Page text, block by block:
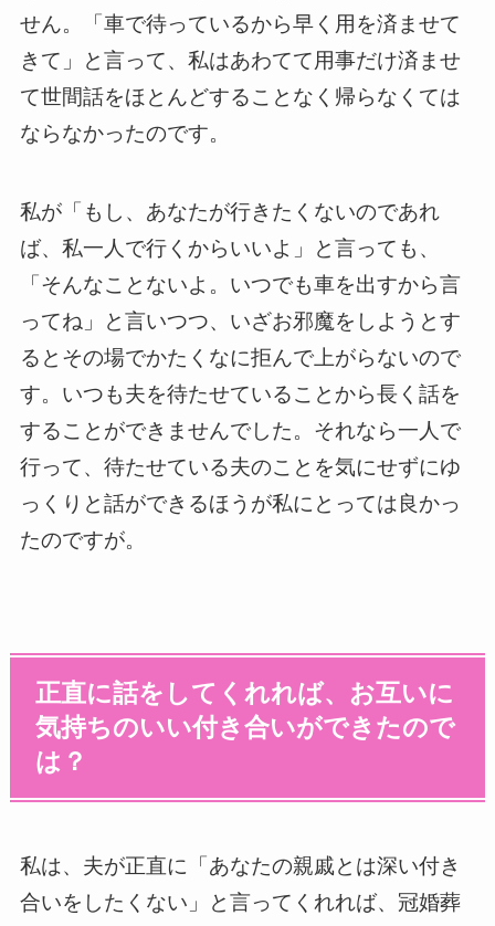
せん。「車で待っているから早く用を済ませて
きて」と言って、私はあわてて用事だけ済ませ
て世間話をほとんどすることなく帰らなくては
ならなかったのです。
私が「もし、あなたが行きたくないのであれ
ば、私一人で行くからいいよ」と言っても、
「そんなことないよ。いつでも車を出すから言
ってね」と言いつつ、いざお邪魔をしようとす
るとその場でかたくなに拒んで上がらないので
す。いつも夫を待たせていることから長く話を
することができませんでした。それなら一人で
行って、待たせている夫のことを気にせずにゆ
っくりと話ができるほうが私にとっては良かっ
たのですが。
正直に話をしてくれれば、お互いに
気持ちのいい付き合いができたので
は？
私は、夫が正直に「あなたの親戚とは深い付き
合いをしたくない」と言ってくれれば、冠婚葬